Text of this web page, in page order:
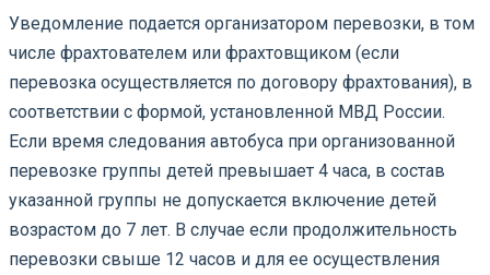
Уведомление подается организатором перевозки, в том
числе фрахтователем или фрахтовщиком (если
перевозка осуществляется по договору фрахтования), в
соответствии с формой, установленной МВД России.
Если время следования автобуса при организованной
перевозке группы детей превышает 4 часа, в состав
указанной группы не допускается включение детей
возрастом до 7 лет. В случае если продолжительность
перевозки свыше 12 часов и для ее осуществления